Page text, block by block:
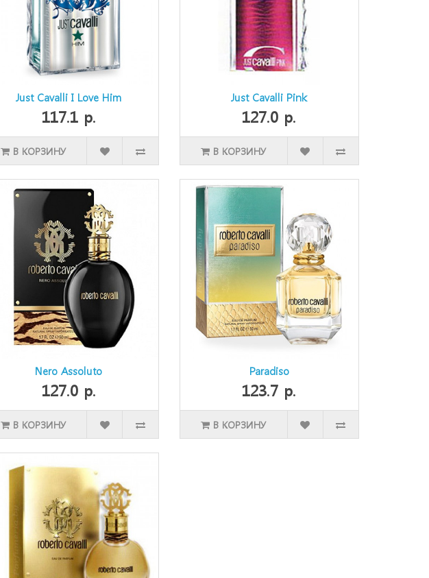
Just Cavalli I Love Him
117.1 р.
В КОРЗИНУ
Just Cavalli Pink
127.0 р.
В КОРЗИНУ
Nero Assoluto
127.0 р.
В КОРЗИНУ
Paradiso
123.7 р.
В КОРЗИНУ